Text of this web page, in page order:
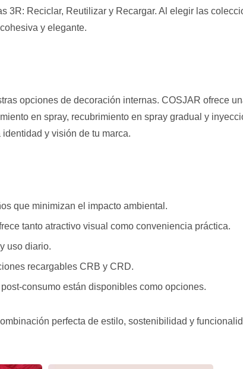
Reciclar, Reutilizar y Recargar. Al elegir las
y elegante.
opciones de decoración internas. COSJAR ofrece
en spray, recubrimiento en spray gradual y
y visión de tu marca.
que minimizan el impacto ambiental.
tanto atractivo visual como conveniencia práctica.
uso diario.
recargables CRB y CRD.
consumo están disponibles como opciones.
perfecta de estilo, sostenibilidad y